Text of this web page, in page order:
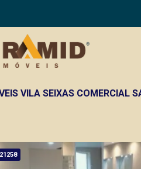
VILA SEIXAS COMERCIAL